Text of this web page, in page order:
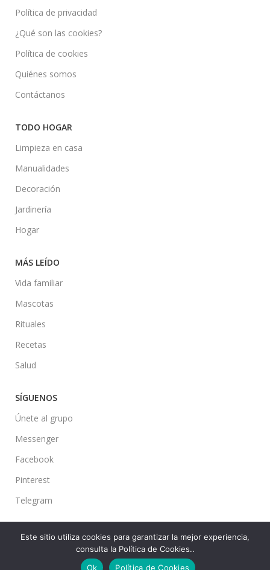
Política de privacidad
¿Qué son las cookies?
Política de cookies
Quiénes somos
Contáctanos
TODO HOGAR
Limpieza en casa
Manualidades
Decoración
Jardinería
Hogar
MÁS LEÍDO
Vida familiar
Mascotas
Rituales
Recetas
Salud
SÍGUENOS
Únete al grupo
Messenger
Facebook
Pinterest
Telegram
Ideas en tu Hogar 2022 Created ByCMS. Premium Blog Solutions.
Este sitio utiliza cookies para garantizar la mejor experiencia,
consulta la Política de Cookies..
Ok
Política de Cookies